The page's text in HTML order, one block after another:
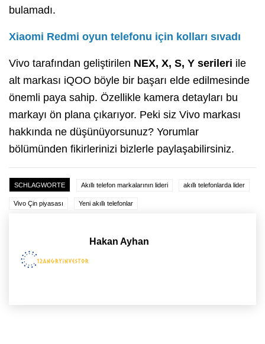
bulamadı.
Xiaomi Redmi oyun telefonu için kolları sıvadı
Vivo tarafından geliştirilen NEX, X, S, Y serileri ile
alt markası iQOO böyle bir başarı elde edilmesinde
önemli paya sahip. Özellikle kamera detayları bu
markayı ön plana çıkarıyor. Peki siz Vivo markası
hakkında ne düşünüyorsunuz? Yorumlar
bölümünden fikirlerinizi bizlerle paylaşabilirsiniz.
SCHLAGWORTE Akıllı telefon markalarının lideri akıllı telefonlarda lider
Vivo Çin piyasası Yeni akıllı telefonlar
Hakan Ayhan